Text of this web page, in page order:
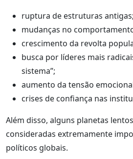
ruptura de estruturas antigas;
mudanças no
crescimento da revolta
busca por líderes mais
sistema”;
aumento da tensão
crises de confiança nas
Além disso, alguns planetas
consideradas extremamente
políticos globais.